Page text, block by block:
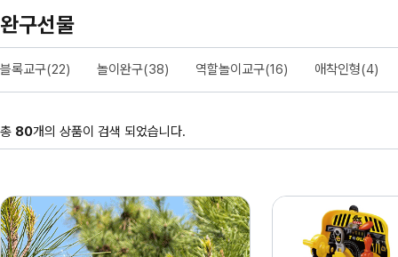
완구선물
블록교구(22) 놀이완구(38) 역할놀이교구(16) 애착인형(4)
총 80개의 상품이 검색 되었습니다.